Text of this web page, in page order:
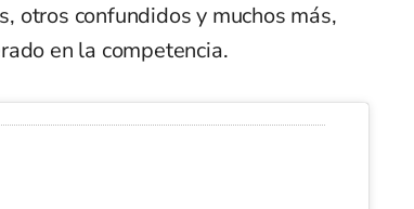
otros confundidos y muchos más,
en la competencia.